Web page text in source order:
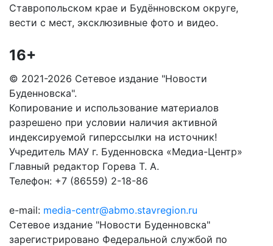
Ставропольском крае и Будённовском округе,
вести с мест, эксклюзивные фото и видео.
16+
© 2021-2026 Сетевое издание "Новости
Буденновска".
Копирование и использование материалов
разрешено при условии наличия активной
индексируемой гиперссылки на источник!
Учредитель МАУ г. Буденновска «Медиа-Центр»
Главный редактор Горева Т. А.
Телефон: +7 (86559) 2-18-86
e-mail: media-centr@abmo.stavregion.ru
Сетевое издание "Новости Буденновска"
зарегистрировано Федеральной службой по